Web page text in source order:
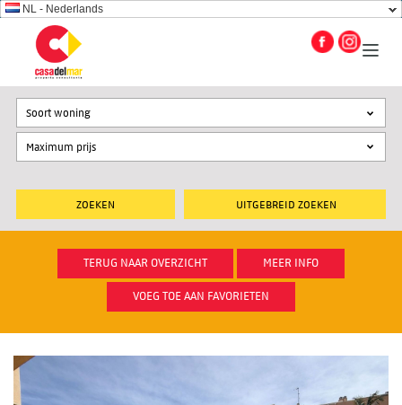
NL - Nederlands
UITGEBREID ZOEKEN
Soort woning
TERUG NAAR OVERZICHT MEER INFO
VOEG TOE AAN FAVORIETEN